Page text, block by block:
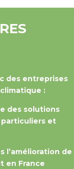
des entreprises
:
des solutions
et
l’amélioration de
en France